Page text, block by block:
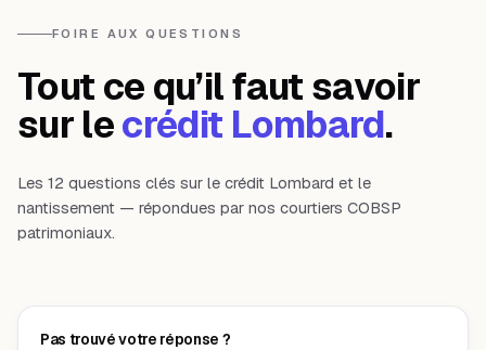
FOIRE AUX QUESTIONS
Tout ce qu’il faut savoir
sur lecrédit Lombard.
Les 12 questions clés sur le crédit Lombard et le
nantissement — répondues par nos courtiers COBSP
patrimoniaux.
Pas trouvé votre réponse ?